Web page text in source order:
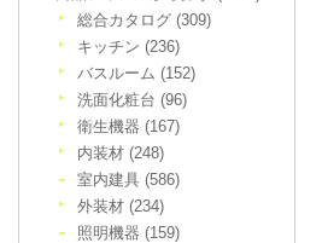
総合カタログ (309)
キッチン (236)
バスルーム (152)
洗面化粧台 (96)
衛生機器 (167)
内装材 (248)
室内建具 (586)
外装材 (234)
照明機器 (159)